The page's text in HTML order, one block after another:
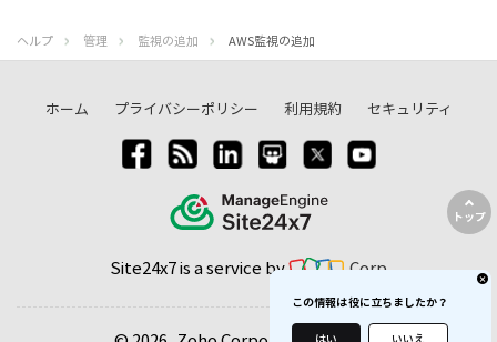
この情報は役に立ちましたか？
はい いいえ
トップ
ヘルプ 管理 監視の追加 AWS監視の追加
Site24x7 is a service by Corp
ホーム プライバシーポリシー 利用規約 セキュリティ